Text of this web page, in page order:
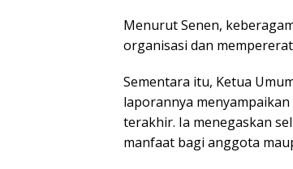
Menurut Senen,
organisasi dan
Sementara itu, Ketua
laporannya
terakhir. Ia menegaskan
manfaat bagi anggota